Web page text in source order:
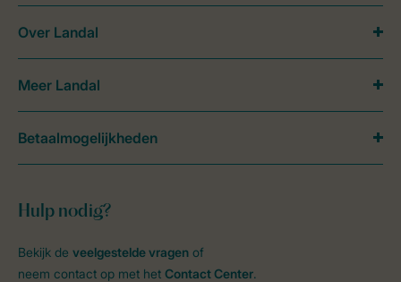
Hulp nodig?
Bekijk de veelgestelde vragen of
neem contact op met het Contact Center.
Over Landal
Meer Landal
Betaalmogelijkheden